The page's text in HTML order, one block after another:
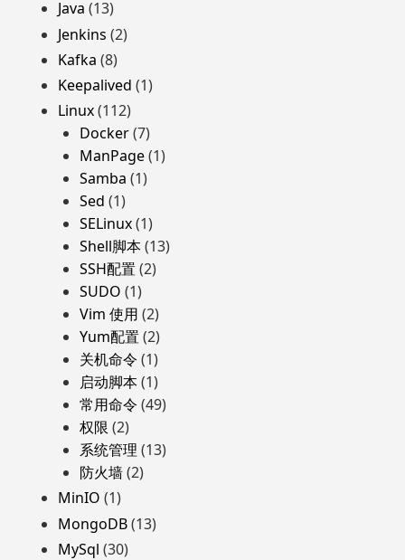
Java (13)
Jenkins (2)
Kafka (8)
Keepalived (1)
Linux(112)
Docker(7)
ManPage(1)
Samba (1)
Sed (1)
SELinux(1)
Shell脚本(13)
SSH配置 (2)
SUDO (1)
Vim 使用 (2)
Yum配置 (2)
关机命令 (1)
启动脚本(1)
常用命令 (49)
权限 (2)
系统管理 (13)
防火墙(2)
MinIO (1)
MongoDB(13)
MySql (30)